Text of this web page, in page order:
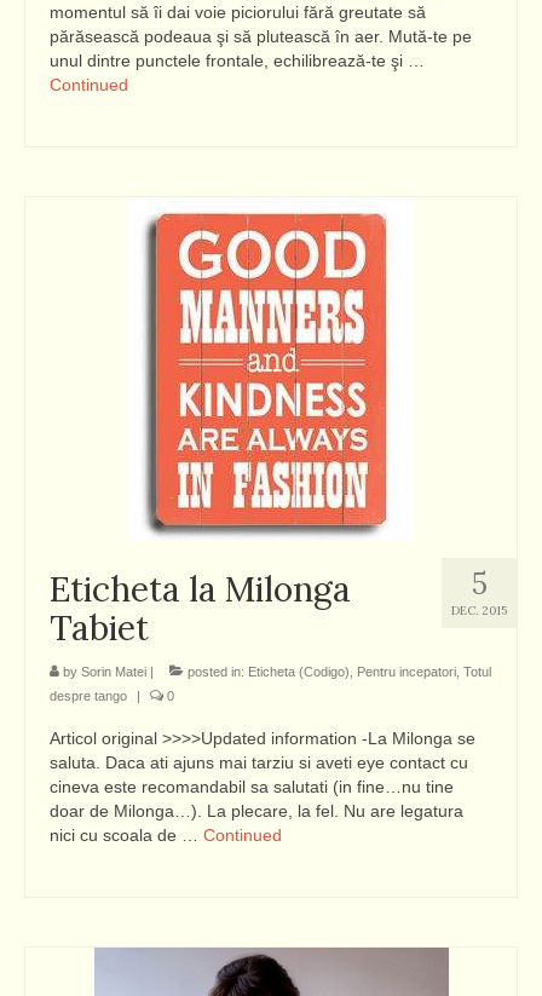
momentul să îi dai voie piciorului fără greutate să
părăsească podeaua şi să plutească în aer. Mută-te pe
unul dintre punctele frontale, echilibrează-te şi …
Continued
5
DEC. 2015
Eticheta la Milonga
Tabiet
by Sorin Matei | posted in: Eticheta (Codigo) Pentru incepatori Totul
despre tango
| 0
Articol original >>>>Updated information -La Milonga se
saluta. Daca ati ajuns mai tarziu si aveti eye contact cu
cineva este recomandabil sa salutati (in fine…nu tine
doar de Milonga…). La plecare, la fel. Nu are legatura
nici cu scoala de … Continued